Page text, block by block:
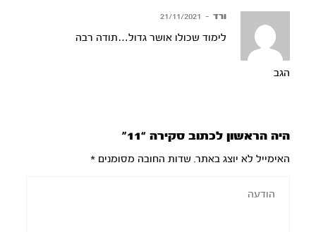
ורד –
21/11/2021
לימוד שכולו אושר גדול…תודה רבה
הגב
היה הראשון לכתוב סקירה “11”
האימייל לא יוצג באתר. שדות החובה מסומנים*